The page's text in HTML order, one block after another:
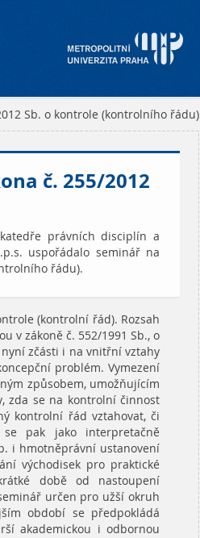
Sb. o kontrole (kontrolního řádu)
č. 255/2012
právních disciplín a
uspořádalo seminář na
řádu).
(kontrolní řád). Rozsah
v zákoně č. 552/1991 Sb., o
zčásti i na vnitřní vztahy
problém. Vymezení
způsobem, umožňujícím
zda se na kontrolní činnost
kontrolní řád vztahovat, či
pak jako interpretačně
i hmotněprávní ustanovení
východisek pro praktické
době od nastoupení
určen pro užší okruh
období se předpokládá
akademickou i odbornou